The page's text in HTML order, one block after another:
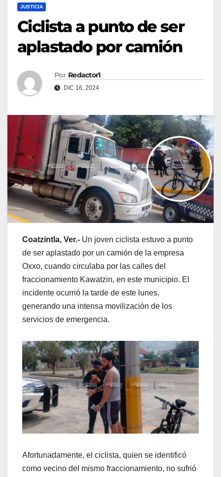
JUSTICIA
Ciclista a punto de ser
aplastado por camión
Por Redactor1
DIC 16, 2024
Coatzintla, Ver.- Un joven ciclista estuvo a punto
de ser aplastado por un camión de la empresa
Oxxo, cuando circulaba por las calles del
fraccionamiento Kawatzin, en este municipio. El
incidente ocurrió la tarde de este lunes,
generando una intensa movilización de los
servicios de emergencia.
Afortunadamente, el ciclista, quien se identificó
como vecino del mismo fraccionamiento, no sufrió